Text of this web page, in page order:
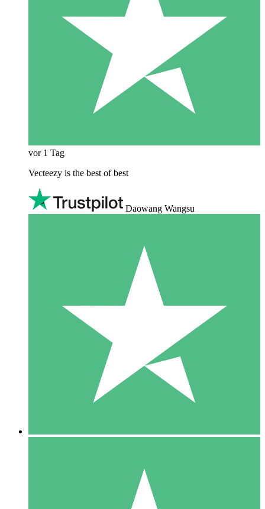
vor 1 Tag
Vecteezy is the best of best
Daowang Wangsu